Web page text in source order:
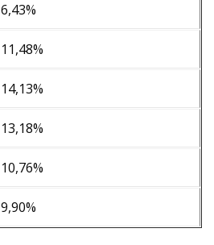
6,43%
11,48%
14,13%
13,18%
10,76%
9,90%